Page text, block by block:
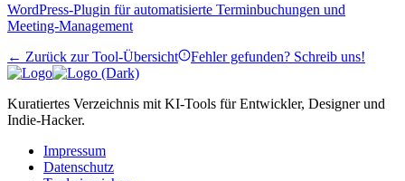
WordPress-Plugin für automatisierte Terminbuchungen und
Meeting-Management
← Zurück zur Tool-Übersicht
Fehler gefunden? Schreib uns!
Kuratiertes Verzeichnis mit KI-Tools für Entwickler, Designer und
Indie-Hacker.
Impressum
Datenschutz